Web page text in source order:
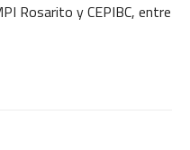
Rosarito y CEPIBC, entre